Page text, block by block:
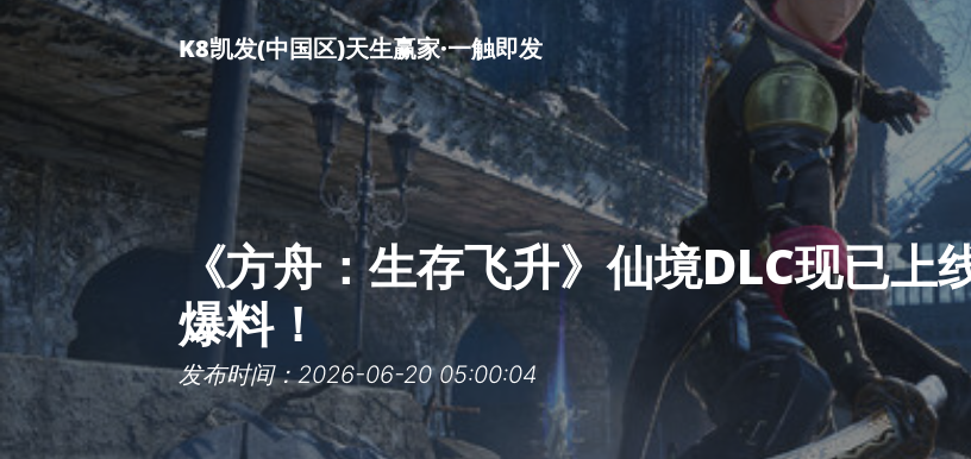
K8凯发(中国区)天生赢家·一触即发
《方舟：生存飞升》仙境DLC现已上
爆料！
发布时间：2026-06-20 05:00:04